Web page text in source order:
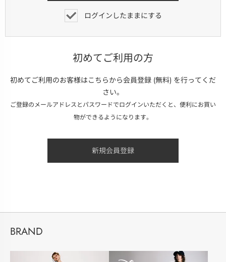
ログインしたままにする
初めてご利用の方
初めてご利用のお客様はこちらから会員登録 (無料) を行ってくだ
さい。
ご登録のメールアドレスとパスワードでログインいただくと、便利にお買い
物ができるようになります。
BRAND